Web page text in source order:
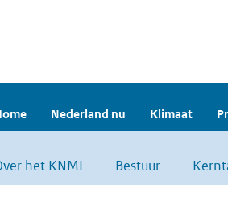
Nederland nu Klimaat
het KNMI Bestuur